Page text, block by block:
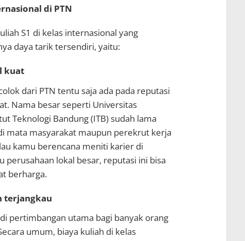
di PTN
S1 di kelas internasional yang
daya tarik tersendiri, yaitu:
kuat
dari PTN tentu saja ada pada reputasi
Nama besar seperti Universitas
Teknologi Bandung (ITB) sudah lama
mata masyarakat maupun perekrut kerja
kamu berencana meniti karier di
perusahaan lokal besar, reputasi ini bisa
berharga.
terjangkau
pertimbangan utama bagi banyak orang
umum, biaya kuliah di kelas